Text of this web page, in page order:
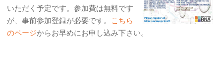
いただく予定です。参加費は無料です
が、事前参加登録が必要です。
こちら
のページからお早めにお申し込み下さい。